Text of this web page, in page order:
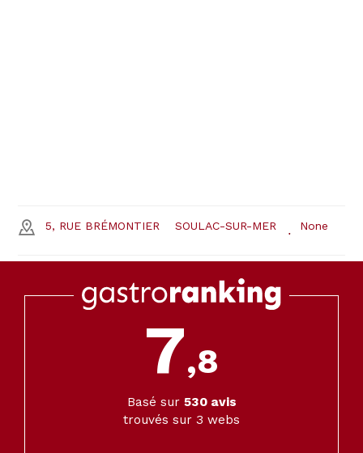
5, RUE BRÉMONTIER SOULAC-SUR-MER None
7,8
Basé sur 530avis
trouvés sur 3 webs